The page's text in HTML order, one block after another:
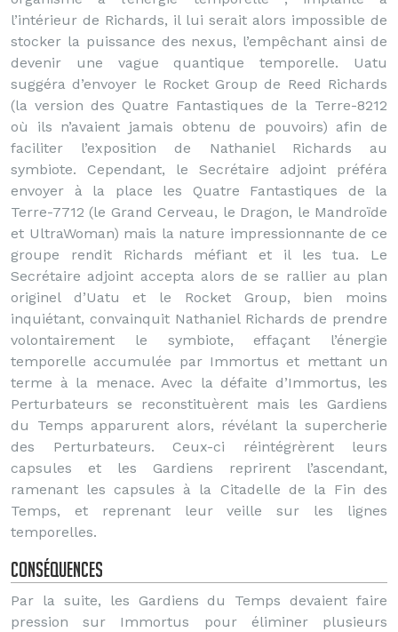
l’intérieur de Richards, il lui serait alors impossible de
stocker la puissance des nexus, l’empêchant ainsi de
devenir une vague quantique temporelle. Uatu
suggéra d’envoyer le Rocket Group de Reed Richards
(la version des Quatre Fantastiques de la Terre-8212
où ils n’avaient jamais obtenu de pouvoirs) afin de
faciliter l’exposition de Nathaniel Richards au
symbiote. Cependant, le Secrétaire adjoint préféra
envoyer à la place les Quatre Fantastiques de la
Terre-7712 (le Grand Cerveau, le Dragon, le Mandroïde
et UltraWoman) mais la nature impressionnante de ce
groupe rendit Richards méfiant et il les tua. Le
Secrétaire adjoint accepta alors de se rallier au plan
originel d’Uatu et le Rocket Group, bien moins
inquiétant, convainquit Nathaniel Richards de prendre
volontairement le symbiote, effaçant l’énergie
temporelle accumulée par Immortus et mettant un
terme à la menace. Avec la défaite d’Immortus, les
Perturbateurs se reconstituèrent mais les Gardiens
du Temps apparurent alors, révélant la supercherie
des Perturbateurs. Ceux-ci réintégrèrent leurs
capsules et les Gardiens reprirent l’ascendant,
ramenant les capsules à la Citadelle de la Fin des
Temps, et reprenant leur veille sur les lignes
temporelles.
Conséquences
Par la suite, les Gardiens du Temps devaient faire
pression sur Immortus pour éliminer plusieurs